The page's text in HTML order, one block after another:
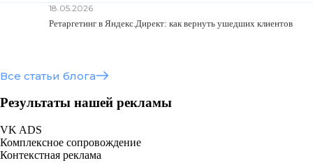
18.05.2026
Ретаргетинг в Яндекс.Директ: как вернуть ушедших клиентов
Все статьи блога
Результаты нашей рекламы
VK ADS
Комплексное сопровождение
Контекстная реклама